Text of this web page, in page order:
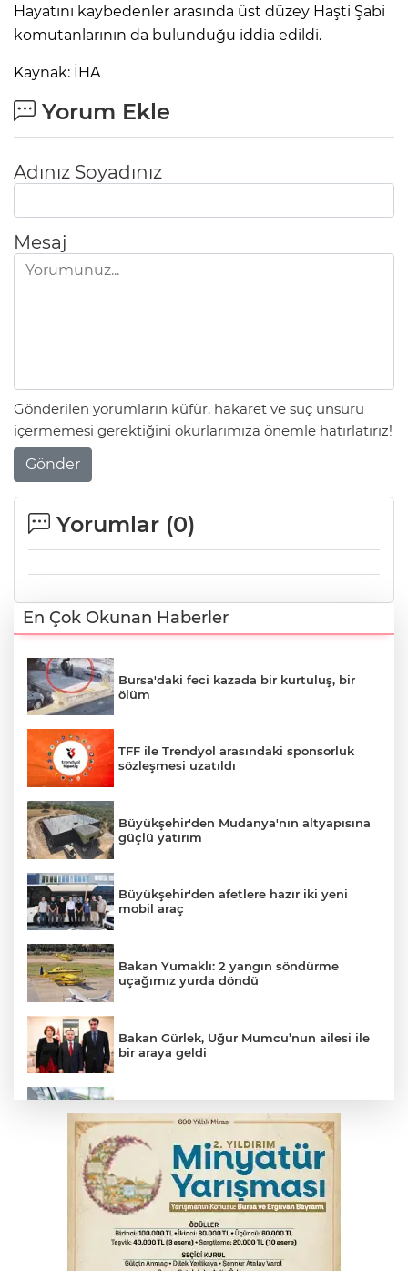
Hayatını kaybedenler arasında üst düzey Haşti Şabi
komutanlarının da bulunduğu iddia edildi.
Kaynak: İHA
Yorum Ekle
Adınız Soyadınız
Mesaj
Gönderilen yorumların küfür, hakaret ve suç unsuru
içermemesi gerektiğini okurlarımıza önemle hatırlatırız!
Gönder
Yorumlar (0)
En Çok Okunan Haberler
Bursa'daki feci kazada bir kurtuluş, bir
ölüm
TFF ile Trendyol arasındaki sponsorluk
sözleşmesi uzatıldı
Büyükşehir'den Mudanya'nın altyapısına
güçlü yatırım
Büyükşehir'den afetlere hazır iki yeni
mobil araç
Bakan Yumaklı: 2 yangın söndürme
uçağımız yurda döndü
Bakan Gürlek, Uğur Mumcu’nun ailesi ile
bir araya geldi
yansıyacak mı?
YENİ Parti Genel Başkanı Özel'den
Çerçeve Yasa yorumu
Serbest piyasada döviz fiyatları